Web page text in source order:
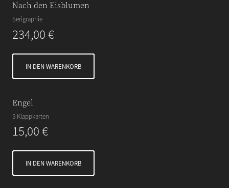
Nach den Eisblumen
Serigraphie
234,00€
IN DEN WARENKORB
Engel
5 Klappkarten
15,00€
IN DEN WARENKORB